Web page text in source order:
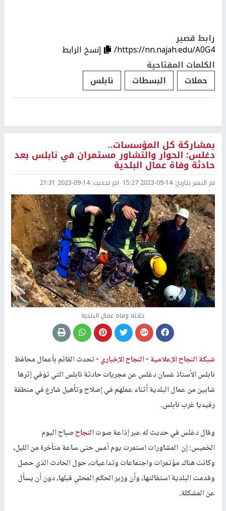
رابط قصير
https://nn.najah.edu/A0G4/
إنسخ الرابط
الكلمات المفتاحية
حملات
البسطات نابلس
بمشاركة كل المؤسسات..
دغلس: الحوار والتشاور مستمران في نابلس بعد
حادثة وفاة عمال البلدية
تم النشر بتاريخ:2023-09-14 15:27 اخر تحديث:2023-09-14 21:31
حادثة وفاة عمال البلدية
شبكة النجاح الإعلامية -النجاح الإخباري -تحدث القائم بأعمال محافظ
نابلس الأستاذ غسان دغلس عن مجريات حادثة نابلس التي توفي إثرها
شابين من عمال البلدية أثناء عملهم في إصلاح وتأهيل شارع في منطقة
رفيديا غرب نابلس.
وقال دغلس في حديث له عبر إذاعة صوتالنجاحصباح اليوم
الخميس: إن المشاورات استمرت يوم أمس حتى ساعة متأخرة من الليل،
وكانت هناك مؤتمرات واجتماعات وتداعيات، حول الحادث الذي حصل
وقدمت البلدية استقالتها، وأن وزير الحكم المحلي قبلها، دون أن يسأل
عن المشكلة.